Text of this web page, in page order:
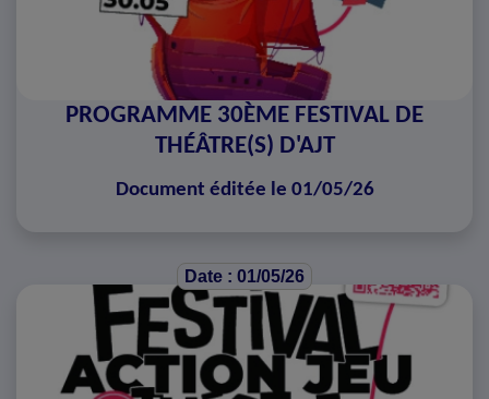
PROGRAMME 30ÈME FESTIVAL DE
THÉÂTRE(S) D'AJT
Document éditée le 01/05/26
Date : 01/05/26